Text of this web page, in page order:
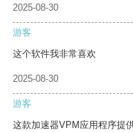
2025-08-30
游客
这个软件我非常喜欢
2025-08-30
游客
这款加速器VPM应用程序提